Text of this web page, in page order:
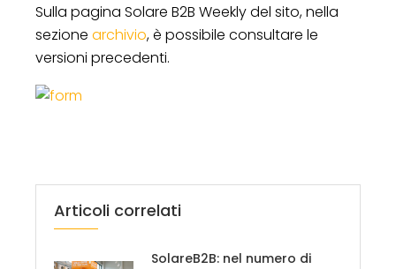
Sulla pagina Solare B2B Weekly del sito, nella
sezione archivio, è possibile consultare le
versioni precedenti.
Articoli correlati
SolareB2B: nel numero di